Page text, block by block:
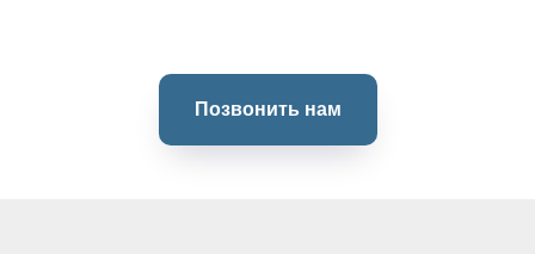
Позвонить нам